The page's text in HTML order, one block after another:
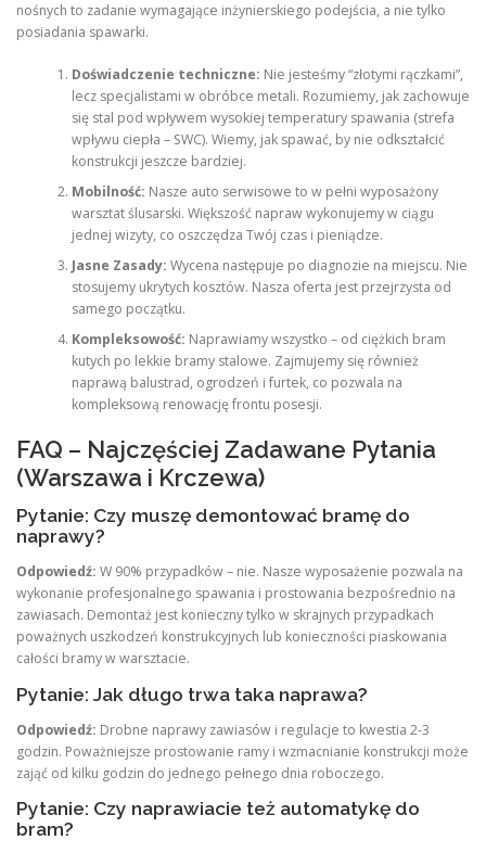
nośnych to zadanie wymagające inżynierskiego podejścia, a nie tylko
posiadania spawarki.
Doświadczenie techniczne: Nie jesteśmy “złotymi rączkami”,
lecz specjalistami w obróbce metali. Rozumiemy, jak zachowuje
się stal pod wpływem wysokiej temperatury spawania (strefa
wpływu ciepła – SWC). Wiemy, jak spawać, by nie odkształcić
konstrukcji jeszcze bardziej.
Mobilność: Nasze auto serwisowe to w pełni wyposażony
warsztat ślusarski. Większość napraw wykonujemy w ciągu
jednej wizyty, co oszczędza Twój czas i pieniądze.
Jasne Zasady: Wycena następuje po diagnozie na miejscu. Nie
stosujemy ukrytych kosztów. Nasza oferta jest przejrzysta od
samego początku.
Kompleksowość: Naprawiamy wszystko – od ciężkich bram
kutych po lekkie bramy stalowe. Zajmujemy się również
naprawą balustrad, ogrodzeń i furtek, co pozwala na
kompleksową renowację frontu posesji.
FAQ – Najczęściej Zadawane Pytania
(Warszawa i Krczewa)
Pytanie: Czy muszę demontować bramę do
naprawy?
Odpowiedź: W 90% przypadków – nie. Nasze wyposażenie pozwala na
wykonanie profesjonalnego spawania i prostowania bezpośrednio na
zawiasach. Demontaż jest konieczny tylko w skrajnych przypadkach
poważnych uszkodzeń konstrukcyjnych lub konieczności piaskowania
całości bramy w warsztacie.
Pytanie: Jak długo trwa taka naprawa?
Odpowiedź: Drobne naprawy zawiasów i regulacje to kwestia 2-3
godzin. Poważniejsze prostowanie ramy i wzmacnianie konstrukcji może
zająć od kilku godzin do jednego pełnego dnia roboczego.
Pytanie: Czy naprawiacie też automatykę do
bram?